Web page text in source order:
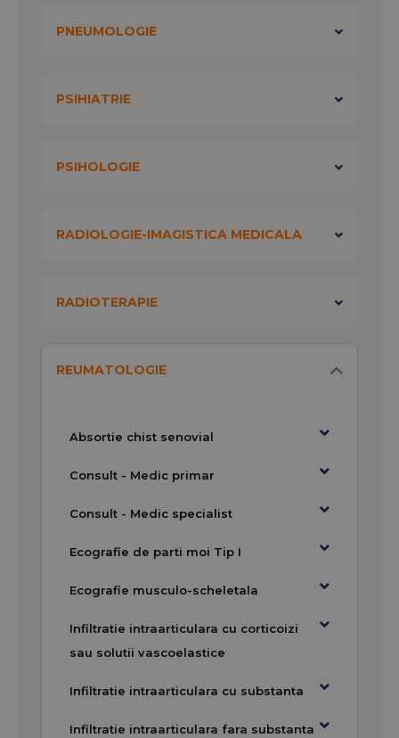
PNEUMOLOGIE
PSIHIATRIE
PSIHOLOGIE
RADIOLOGIE-IMAGISTICA MEDICALA
RADIOTERAPIE
REUMATOLOGIE
Absortie chist senovial
Consult - Medic primar
Consult - Medic specialist
Ecografie de parti moi Tip I
Ecografie musculo-scheletala
Infiltratie intraarticulara cu corticoizi
sau solutii vascoelastice
Infiltratie intraarticulara cu substanta
Infiltratie intraarticulara fara substanta